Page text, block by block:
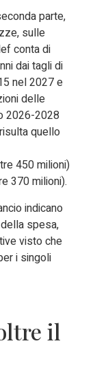
parte,
sulle
conta di
dai tagli di
nel 2027 e
delle
2026-2028
quello
450 milioni)
370 milioni).
indicano
spesa,
visto che
i singoli
il